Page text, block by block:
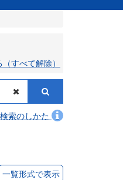
すべて解除）
検索のしかた
一覧形式で表示